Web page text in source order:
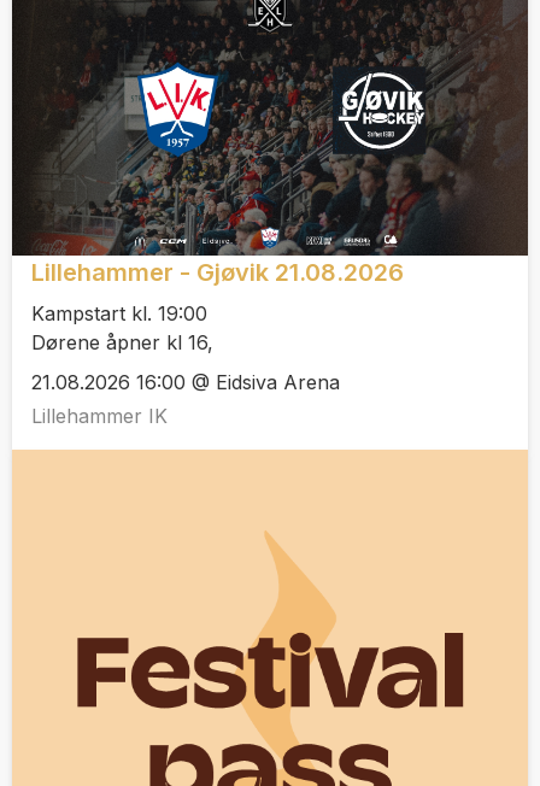
Lillehammer - Gjøvik 21.08.2026
Kampstart kl. 19:00
Dørene åpner kl 16,
21.08.2026 16:00 @ Eidsiva Arena
Lillehammer IK